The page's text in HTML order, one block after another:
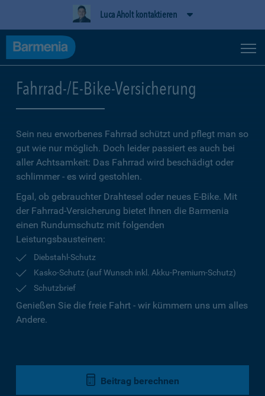
Luca Aholt kontaktieren
Fahrrad-/E-Bike-Versicherung
Sein neu erworbenes Fahrrad schützt und pflegt man so
gut wie nur möglich. Doch leider passiert es auch bei
aller Achtsamkeit: Das Fahrrad wird beschädigt oder
schlimmer - es wird gestohlen.
Egal, ob gebrauchter Drahtesel oder neues E-Bike. Mit
der Fahrrad-Versicherung bietet Ihnen die Barmenia
einen Rundumschutz mit folgenden
Leistungsbausteinen:
Diebstahl-Schutz
Kasko-Schutz (auf Wunsch inkl. Akku-Premium-Schutz)
Schutzbrief
Genießen Sie die freie Fahrt - wir kümmern uns um alles
Andere.
Beitrag berechnen